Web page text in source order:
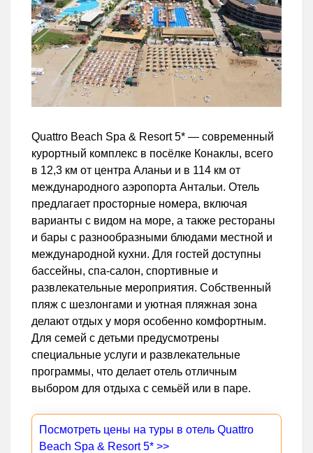
Quattro Beach Spa & Resort 5* — современный
курортный комплекс в посёлке Конаклы, всего
в 12,3 км от центра Аланьи и в 114 км от
международного аэропорта Антальи. Отель
предлагает просторные номера, включая
варианты с видом на море, а также рестораны
и бары с разнообразными блюдами местной и
международной кухни. Для гостей доступны
бассейны, спа-салон, спортивные и
развлекательные мероприятия. Собственный
пляж с шезлонгами и уютная пляжная зона
делают отдых у моря особенно комфортным.
Для семей с детьми предусмотрены
специальные услуги и развлекательные
программы, что делает отель отличным
выбором для отдыха с семьёй или в паре.
Посмотреть цены на туры в отель Quattro
Beach Spa & Resort 5* >>